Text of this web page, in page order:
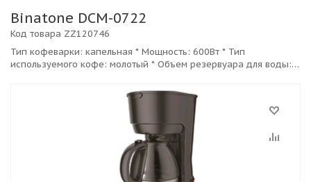
Binatone DCM-0722
Тип кофеварки: капельная * Мощность: 600Вт * Тип
используемого кофе: молотый * Объем резервуара для воды:
индикатор уровня воды нескользящие ножки подогрев посуды
противокапельная система *
Код товара ZZ120746